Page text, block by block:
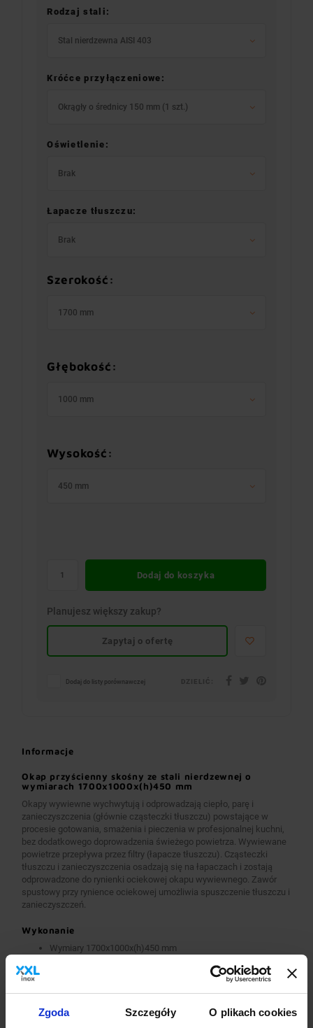
Zgoda Szczegóły O plikach cookies
Rodzaj stali:
Stal nierdzewna AISI 403
Króćce przyłączeniowe:
Okrągły o średnicy 150 mm (1 szt.)
Oświetlenie:
Brak
Łapacze tłuszczu:
Brak
Szerokość:
1700 mm
Głębokość:
1000 mm
Wysokość:
450 mm
Dodaj do koszyka
Planujesz większy zakup?
Zapytaj o ofertę
Dodaj do listy porównawczej
Informacje
Okap przyścienny skośny ze stali nierdzewnej o
wymiarach 1700x1000x(h)450 mm
Okapy wywiewne wychwytują i odprowadzają ciepło, parę i
zanieczyszczenia (głównie cząsteczki tłuszczu) powstające w
procesie gotowania, smażenia i pieczenia w profesjonalnej kuchni,
bez dodatkowego doprowadzenia świeżego powietrza. Wywiewane
powietrze przepływa przez filtry (łapacze tłuszczu). Cząsteczki
tłuszczu i zanieczyszczenia osadzają się na łapaczach i zostają
odprowadzone do rynienki ociekowej okapu wywiewnego. Zawór
spustowy przy rynience ociekowej umożliwia spuszczenie tłuszczu i
zanieczyszczeń.
Wykonanie
Wymiary 1700x1000x(h)450 mm
Okapy wywiewne o wymiarach A>2600 mm wykonane są w
wersji łączonej (skręcanej) z dwóch lub więcej przelotowych
Okapy wyposażone są w system otworów i zawiesi